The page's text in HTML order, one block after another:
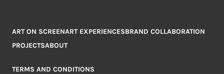
ART ON SCREENART EXPERIENCESBRAND COLLABORATION
PROJECTSABOUT
TERMS AND CONDITIONS